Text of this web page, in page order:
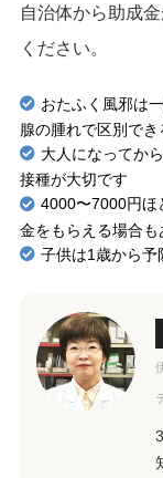
自治体から助成
ください。
おたふく風邪は
腺の腫れで区別でき
大人になってか
接種が大切です
4000〜7000円ほ
金をもらえる場合も
子供は1歳から予